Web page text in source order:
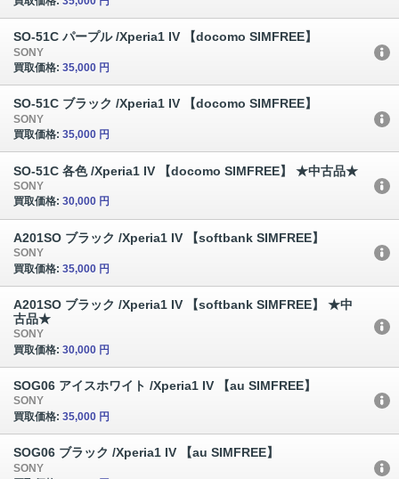
SO-51C パープル /Xperia1 IV 【docomo SIMFREE】
SONY
買取価格: 35,000 円
SO-51C ブラック /Xperia1 IV 【docomo SIMFREE】
SONY
買取価格: 35,000 円
SO-51C 各色 /Xperia1 IV 【docomo SIMFREE】 ★中古品★
SONY
買取価格: 30,000 円
A201SO ブラック /Xperia1 IV 【softbank SIMFREE】
SONY
買取価格: 35,000 円
A201SO ブラック /Xperia1 IV 【softbank SIMFREE】 ★中
古品★
SONY
買取価格: 30,000 円
SOG06 アイスホワイト /Xperia1 IV 【au SIMFREE】
SONY
買取価格: 35,000 円
SOG06 ブラック /Xperia1 IV 【au SIMFREE】
SONY